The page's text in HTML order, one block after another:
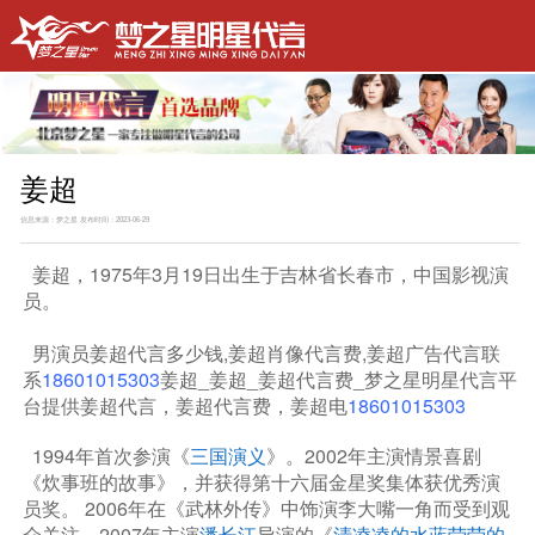
姜超
信息来源：梦之星 发布时间：2023-06-29
姜超，1975年3月19日出生于吉林省长春市，中国影视演
员。
男演员姜超代言多少钱,姜超肖像代言费,姜超广告代言联
系18601015303姜超_姜超_姜超代言费_梦之星明星代言平
台提供姜超代言，姜超代言费，姜超电18601015303
1994年首次参演《三国演义》。2002年主演情景喜剧
《炊事班的故事》，并获得第十六届金星奖集体获优秀演
员奖。 2006年在《武林外传》中饰演李大嘴一角而受到观